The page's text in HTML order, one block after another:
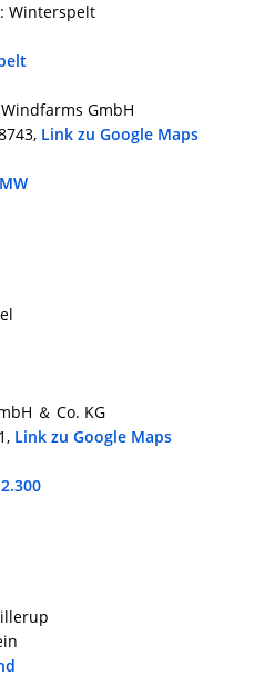
Winterspelt
GmbH
Link zu Google Maps
＆ Co. KG
Link zu Google Maps